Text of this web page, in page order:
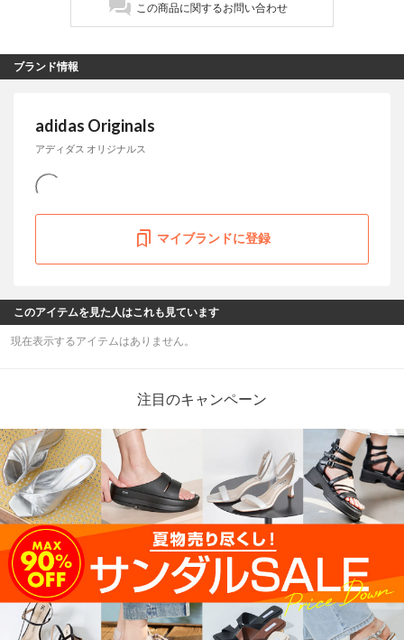
この商品に関するお問い合わせ
ブランド情報
adidas Originals
アディダス オリジナルス
マイブランドに登録
このアイテムを見た人はこれも見ています
現在表示するアイテムはありません。
注目のキャンペーン